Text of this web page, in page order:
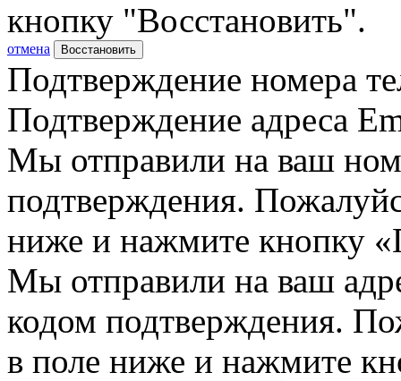
кнопку "Восстановить".
отмена Восстановить
Подтверждение номера
Подтверждение адреса
Мы отправили на ваш
подтверждения.
ниже и нажмите кнопку
Мы отправили на ваш
кодом подтверждения.
в поле ниже и нажмите